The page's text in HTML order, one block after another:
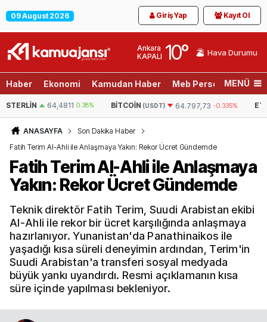
09 August 2026 Giriş Yap Kayıt Ol
Ankara
KAPALI 10° Hava Durumu
Haber Ekonomi Kamudan Haber Meb Personel Son
MENÜ
STERLIN 64,4811 0.38% BITCOIN (USDT) 64.797,73 -0.335%
ANASAYFA
Son Dakika Haber
Fatih Terim Al-Ahli ile Anlaşmaya Yakın: Rekor Ücret Gündemde
Fatih Terim Al-Ahli ile Anlaşmaya
Yakın: Rekor Ücret Gündemde
Teknik direktör Fatih Terim, Suudi Arabistan ekibi
Al-Ahli ile rekor bir ücret karşılığında anlaşmaya
hazırlanıyor. Yunanistan'da Panathinaikos ile
yaşadığı kısa süreli deneyimin ardından, Terim'in
Suudi Arabistan'a transferi sosyal medyada
büyük yankı uyandırdı. Resmi açıklamanın kısa
süre içinde yapılması bekleniyor.